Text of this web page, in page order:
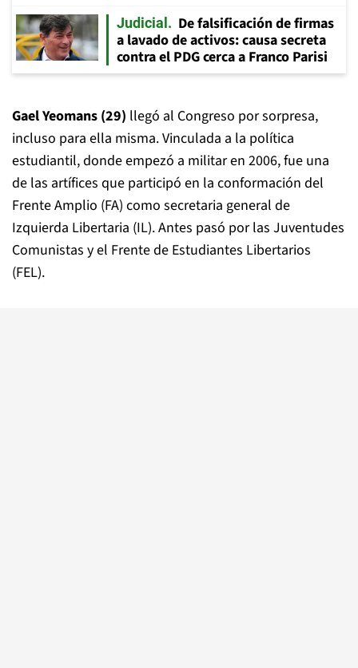
Judicial
De falsificación de firmas
a lavado de activos: causa secreta
contra el PDG cerca a Franco Parisi
Gael Yeomans (29) llegó al Congreso por sorpresa,
incluso para ella misma. Vinculada a la política
estudiantil, donde empezó a militar en 2006, fue una
de las artífices que participó en la conformación del
Frente Amplio (FA) como secretaria general de
Izquierda Libertaria (IL). Antes pasó por las Juventudes
Comunistas y el Frente de Estudiantes Libertarios
(FEL).